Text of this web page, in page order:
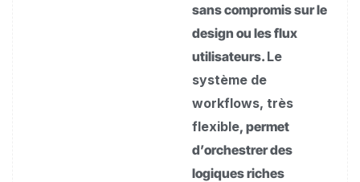
sans compromis sur le
design ou les flux
utilisateurs. Le
système de
workflows, très
flexible, permet
d’orchestrer des
logiques riches